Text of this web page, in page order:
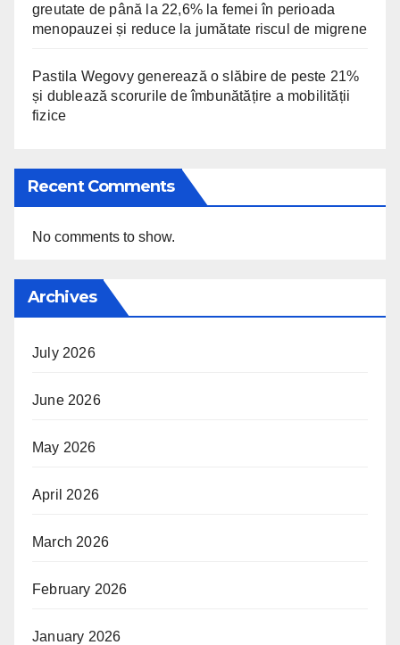
greutate de până la 22,6% la femei în perioada
menopauzei și reduce la jumătate riscul de migrene
Pastila Wegovy generează o slăbire de peste 21%
și dublează scorurile de îmbunătățire a mobilității
fizice
Recent Comments
No comments to show.
Archives
July 2026
June 2026
May 2026
April 2026
March 2026
February 2026
January 2026